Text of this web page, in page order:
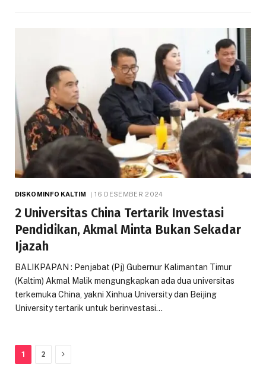
DISKOMINFO KALTIM 16 DESEMBER 2024
2 Universitas China Tertarik Investasi
Pendidikan, Akmal Minta Bukan Sekadar
Ijazah
BALIKPAPAN : Penjabat (Pj) Gubernur Kalimantan Timur
(Kaltim) Akmal Malik mengungkapkan ada dua universitas
terkemuka China, yakni Xinhua University dan Beijing
University tertarik untuk berinvestasi…
1 2 Next